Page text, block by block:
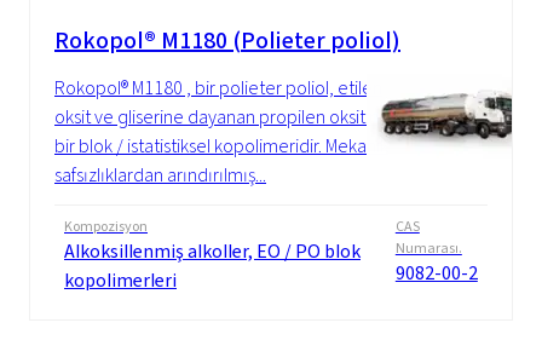
Rokopol® M1180 (Polieter poliol)
Rokopol® M1180 , bir polieter poliol, etilen
oksit ve gliserine dayanan propilen oksitin
bir blok / istatistiksel kopolimeridir. Mekanik
safsızlıklardan arındırılmış...
Kompozisyon
Alkoksillenmiş alkoller, EO / PO blok
kopolimerleri
CAS
Numarası.
9082-00-2